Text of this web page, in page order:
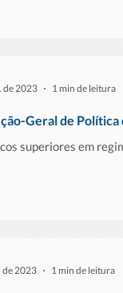
Geral de
superiores em
de 2023 1 min de leitura
de 2023 1 min de leitura